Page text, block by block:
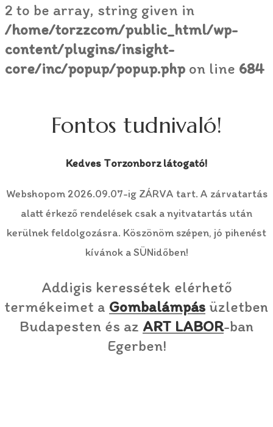
2 to be array, string given in
/home/torzzcom/public_html/wp-
content/plugins/insight-
core/inc/popup/popup.php on line 684
Fontos tudnivaló!
Kedves Torzonborz látogató!
Webshopom 2026.09.07-ig ZÁRVA tart. A zárvatartás
alatt érkező rendelések csak a nyitvatartás után
kerülnek feldolgozásra. Köszönöm szépen, jó pihenést
kívánok a SÜNidőben!
Addigis keressétek elérhető
termékeimet a Gombalámpás üzletben
Budapesten és az ART LABOR-ban
Egerben!